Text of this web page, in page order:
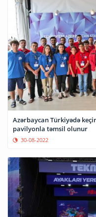
Azərbaycan Türkiyədə
30-08-2022